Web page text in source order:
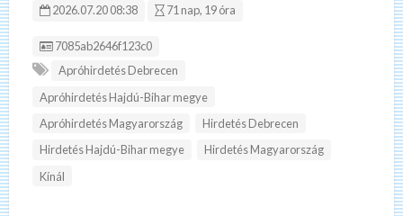
2026.07.20 08:38 71 nap, 19 óra
Hirdetés ID:
7085ab2646f123c0
Apróhirdetés Debrecen
Apróhirdetés Hajdú-Bihar megye
Apróhirdetés Magyarország
Hirdetés Debrecen
Hirdetés Hajdú-Bihar megye
Hirdetés Magyarország
Kínál